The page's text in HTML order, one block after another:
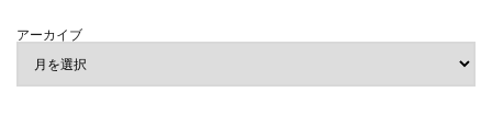
アーカイブ